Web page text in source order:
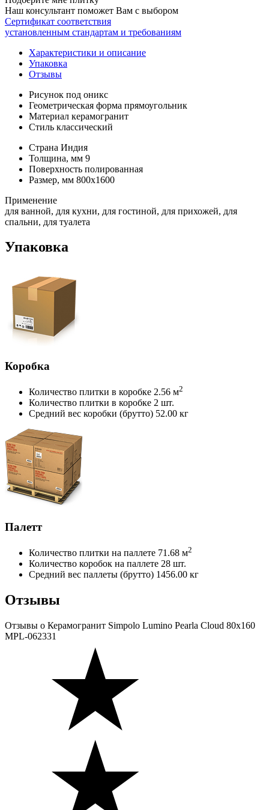
Наш консультант поможет Вам с выбором
Сертификат соответствия
установленным стандартам и требованиям
Характеристики и описание
Упаковка
Отзывы
Рисунок под оникс
Геометрическая форма прямоугольник
Материал керамогранит
Стиль классический
Страна Индия
Толщина, мм 9
Поверхность полированная
Размер, мм 800х1600
Применение
для ванной, для кухни, для гостиной, для прихожей, для
спальни, для туалета
Упаковка
Коробка
Количество плитки в коробке 2.56 м2
Количество плитки в коробке 2 шт.
Средний вес коробки (брутто) 52.00 кг
Палетт
Количество плитки на паллете 71.68 м2
Количество коробок на паллете 28 шт.
Средний вес паллеты (брутто) 1456.00 кг
Отзывы
Отзывы о Керамогранит Simpolo Lumino Pearla Cloud 80х160
MPL-062331